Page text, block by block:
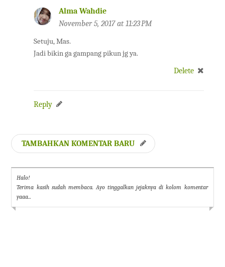
Alma Wahdie
November 5, 2017 at 11:23 PM
Setuju, Mas.
Jadi bikin ga gampang pikun jg ya.
Delete
Reply
TAMBAHKAN KOMENTAR BARU
Halo!
Terima kasih sudah membaca. Ayo tinggalkan jejaknya di kolom komentar
yaaa...